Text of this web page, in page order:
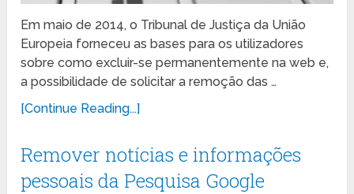
Em maio de 2014, o Tribunal de Justiça da União
Europeia forneceu as bases para os utilizadores
sobre como excluir-se permanentemente na web e,
a possibilidade de solicitar a remoção das …
[Continue Reading...]
Remover notícias e informações
pessoais da Pesquisa Google